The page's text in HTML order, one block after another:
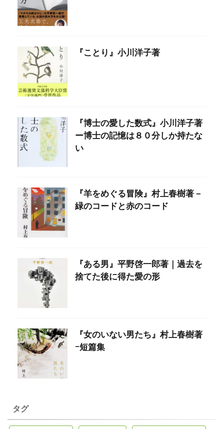
『ことり』小川洋子著
『博士の愛した数式』小川洋子著
ー博士の記憶は８０分しか持たな
い
『羊をめぐる冒険』村上春樹著－
緑のコードと赤のコード
『ある男』平野啓一郎著｜過去を
捨てた後に得た愛の形
『女のいない男たち』村上春樹著
ｰ短篇集
タグ